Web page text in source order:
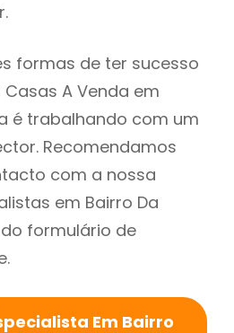
formas de ter sucesso
A Venda em
é trabalhando com um
Recomendamos
com a nossa
em Bairro Da
formulário de
Em Bairro